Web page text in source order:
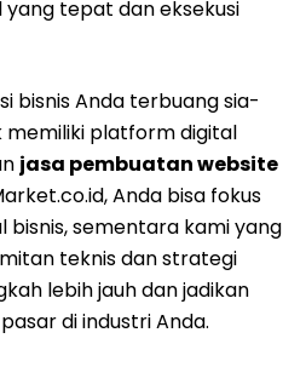
tepat dan eksekusi
bisnis Anda terbuang sia-
memiliki platform digital
jasa pembuatan website
Anda bisa fokus
bisnis, sementara kami yang
teknis dan strategi
lebih jauh dan jadikan
di industri Anda.